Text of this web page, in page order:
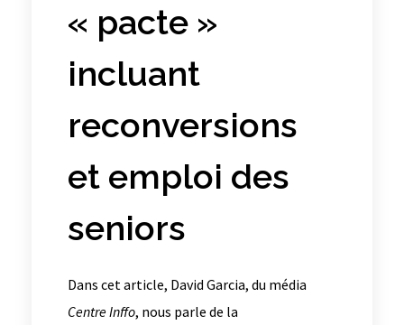
« pacte »
incluant
reconversions
et emploi des
seniors
Dans cet article, David Garcia, du média
Centre Inffo, nous parle de la